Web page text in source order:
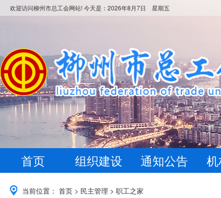
欢迎访问柳州市总工会网站! 今天是： 2026年8月7日 星期五
首页 组织建设 通知公告
当前位置： 首页 > 民主管理 > 职工之家